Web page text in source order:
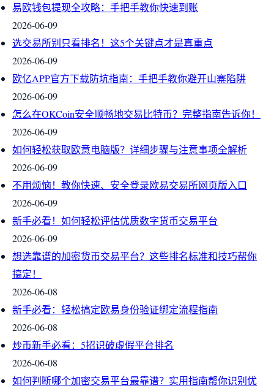
易欧钱包提现全攻略：手把手教你快速到账
2026-06-09
选交易所别只看排名！这5个关键点才是真重点
2026-06-09
欧亿APP官方下载防坑指南：手把手教你避开山寨陷阱
2026-06-09
怎么在OKCoin安全顺畅地交易比特币？完整指南告诉你！
2026-06-09
如何轻松获取欧意电脑版？详细步骤与注意事项全解析
2026-06-09
不用烦恼！教你快速、安全登录欧易交易所网页版入口
2026-06-09
新手必看！如何轻松评估优质数字货币交易平台
2026-06-09
想选靠谱的加密货币交易平台？这些排名标准和技巧帮你
搞定！
2026-06-08
新手必看：轻松搞定欧易身份验证绑定流程指南
2026-06-08
炒币新手必看：5招识破虚假平台排名
2026-06-08
如何判断哪个加密交易平台最靠谱？实用指南帮你识别优